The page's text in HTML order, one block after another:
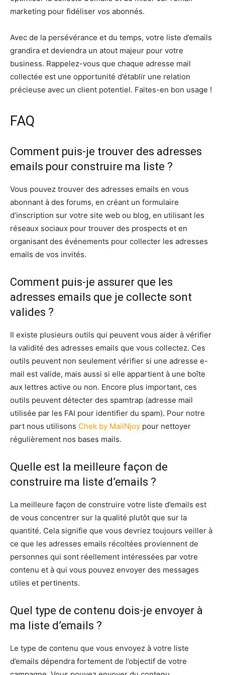
marketing pour fidéliser vos abonnés.
Avec de la persévérance et du temps, votre liste d’emails
grandira et deviendra un atout majeur pour votre
business. Rappelez-vous que chaque adresse mail
collectée est une opportunité d’établir une relation
précieuse avec un client potentiel. Faites-en bon usage !
FAQ
Comment puis-je trouver des adresses
emails pour construire ma liste ?
Vous pouvez trouver des adresses emails en vous
abonnant à des forums, en créant un formulaire
d’inscription sur votre site web ou blog, en utilisant les
réseaux sociaux pour trouver des prospects et en
organisant des événements pour collecter les adresses
emails de vos invités.
Comment puis-je assurer que les
adresses emails que je collecte sont
valides ?
Il existe plusieurs outils qui peuvent vous aider à vérifier
la validité des adresses emails que vous collectez. Ces
outils peuvent non seulement vérifier si une adresse e-
mail est valide, mais aussi si elle appartient à une boîte
aux lettres active ou non. Encore plus important, ces
outils peuvent détecter des spamtrap (adresse mail
utilisée par les FAI pour identifier du spam). Pour notre
part nous utilisons Chek by MailNjoy pour nettoyer
régulièrement nos bases mails.
Quelle est la meilleure façon de
construire ma liste d’emails ?
La meilleure façon de construire votre liste d’emails est
de vous concentrer sur la qualité plutôt que sur la
quantité. Cela signifie que vous devriez toujours veiller à
ce que les adresses emails récoltées proviennent de
personnes qui sont réellement intéressées par votre
contenu et à qui vous pouvez envoyer des messages
utiles et pertinents.
Quel type de contenu dois-je envoyer à
ma liste d’emails ?
Le type de contenu que vous envoyez à votre liste
d’emails dépendra fortement de l’objectif de votre